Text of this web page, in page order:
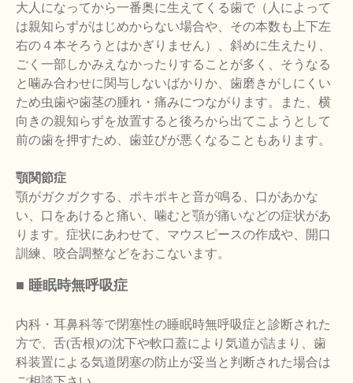
大人になってから一番奥に生えてくる歯で（人によって
は親知らずがはじめからない場合や、その本数も上下左
右の４本そろうとはかぎりません）、斜めに生えたり、
ごく一部しかみえなかったりすることが多く、そうなる
と噛み合わせに関与しないばかりか、歯磨きがしにくい
ため虫歯や歯茎の腫れ・痛みにつながります。また、横
向きの親知らずを放置すると後ろから出てこようとして
前の歯を押すため、歯並びが悪くなることもあります。
顎関節症
顎がガクガクする、ポキポキと音が鳴る、口があかな
い、口をあけると痛い、噛むと顎が痛いなどの症状があ
ります。症状にあわせて、マウスピースの作成や、開口
訓練、咬合調整などをおこないます。
■ 睡眠時無呼吸症
内科・耳鼻科等で閉塞性の睡眠時無呼吸症と診断された
方で、舌(舌根)の沈下や軟口蓋により気道が詰まり、歯
科装置による気道閉塞の防止が妥当と判断された場合は